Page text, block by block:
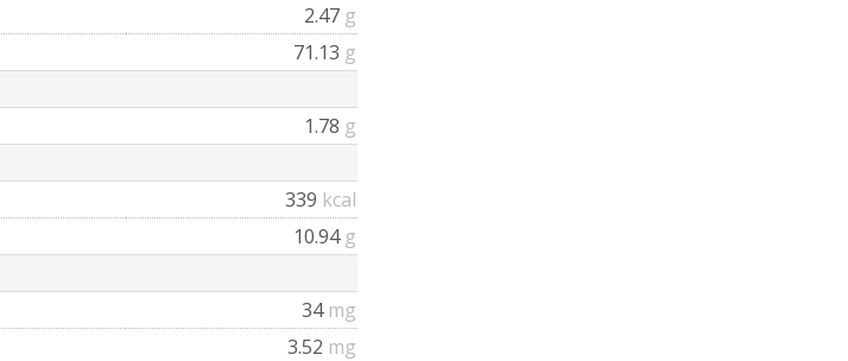
2.47 g
71.13 g
1.78 g
339 kcal
10.94 g
34 mg
3.52 mg